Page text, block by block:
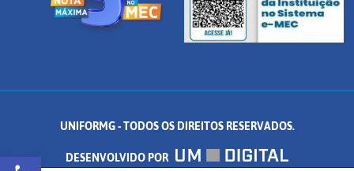
UNIFORMG - TODOS OS DIREITOS RESERVADOS.
DESENVOLVIDO POR